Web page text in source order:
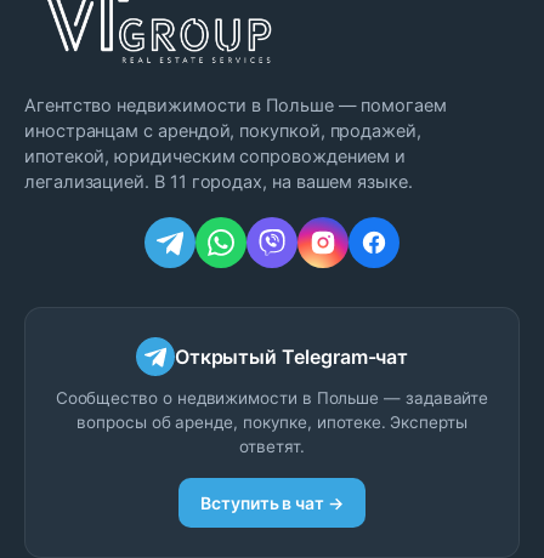
Агентство недвижимости в Польше — помогаем
иностранцам с арендой, покупкой, продажей,
ипотекой, юридическим сопровождением и
легализацией. В 11 городах, на вашем языке.
Открытый Telegram-чат
Сообщество о недвижимости в Польше — задавайте
вопросы об аренде, покупке, ипотеке. Эксперты
ответят.
Вступить в чат →